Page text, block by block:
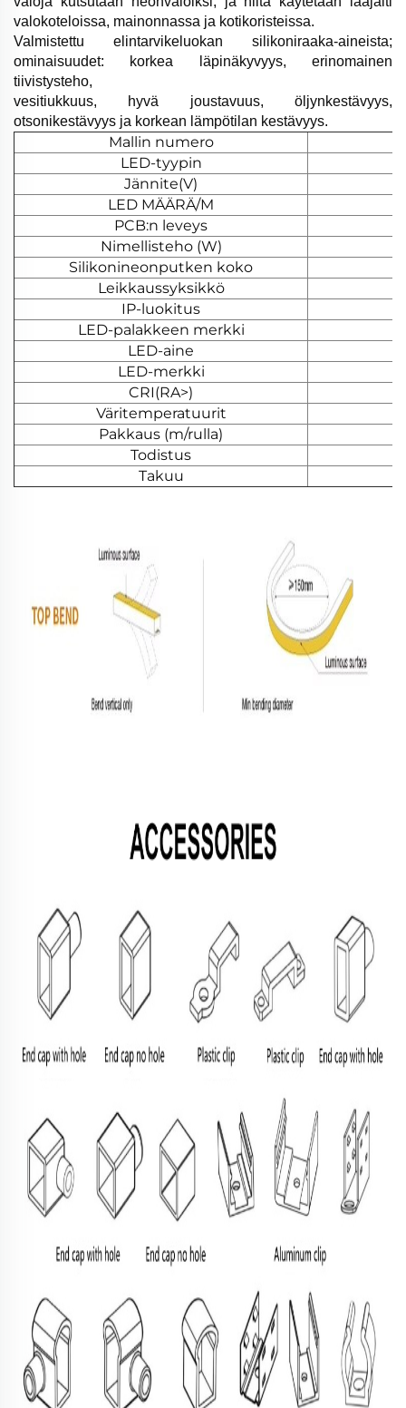
valokoteloissa, mainonnassa ja kotikoristeissa.
Valmistettu elintarvikeluokan silikoniraaka-aineista;
ominaisuudet: korkea läpinäkyvyys, erinomainen
tiivistysteho,
vesitiukkuus, hyvä joustavuus, öljynkestävyys,
otsonikestävyys ja korkean lämpötilan kestävyys.
Mallin numero
LED-tyypin
Jännite(V)
LED MÄÄRÄ/M
PCB:n leveys
Nimellisteho (W)
Silikonineonputken koko
Leikkaussyksikkö
IP-luokitus
LED-palakkeen merkki
LED-aine
LED-merkki
CRI(RA>)
Väritemperatuurit
Pakkaus (m/rulla)
Todistus
Takuu